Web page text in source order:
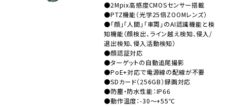
●2Mpix高感度CMOSセンサー搭載
●PTZ機能（光学25倍ZOOMレンズ）
●「顔」「人間」「車両」のAI認識機能と検
知機能（顔検出、ライン越え検知、侵入/
退出検知、侵入活動検知）
●顔認証対応
●ターゲットの自動追尾撮影
●PoE+対応で電源線の配線が不要
●SDカード（256GB）録画対応
●防塵・防水性能：IP66
●動作温度：-30～+55℃